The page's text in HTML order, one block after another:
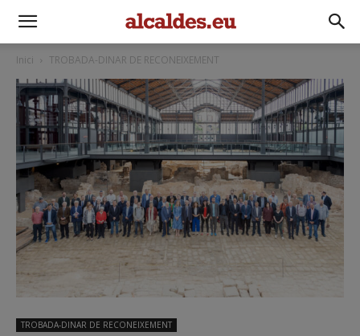
Inici TROBADA-DINAR DE RECONEIXEMENT
TROBADA-DINAR DE RECONEIXEMENT